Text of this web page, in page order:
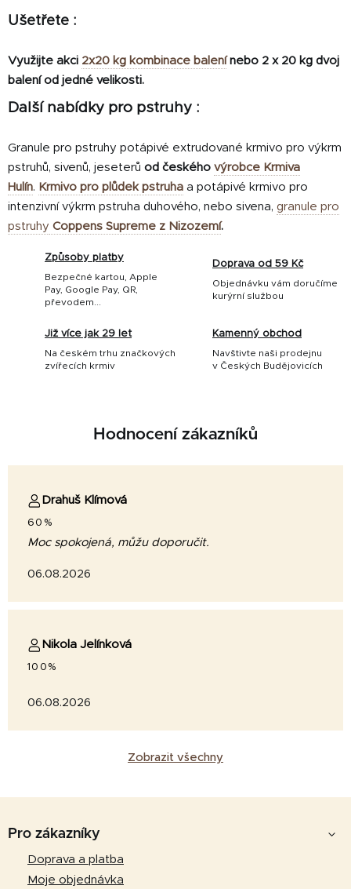
Ušetřete :
Využijte akci 2x20 kg kombinace balenínebo 2 x 20 kg dvoj
balení od jedné velikosti.
Další nabídky pro pstruhy :
Granule pro pstruhy potápivé extrudované krmivo pro výkrm
pstruhů, sivenů, jeseterů od českého výrobce Krmiva
Hulín. Krmivo pro plůdek pstruha a potápivé krmivo pro
intenzivní výkrm pstruha duhového, nebo sivena, granule pro
pstruhy Coppens Supreme z Nizozemí.
Způsoby platby
Bezpečné kartou, Apple
Pay, Google Pay, QR,
převodem...
Doprava od 59 Kč
Objednávku vám doručíme
kurýrní službou
Již více jak 29 let
Na českém trhu značkových
zvířecích krmiv
Kamenný obchod
Navštivte naši prodejnu
v Českých Budějovicích
Hodnocení zákazníků
Drahuš Klímová
60%
Moc spokojená, můžu doporučit.
06.08.2026
Nikola Jelínková
100%
06.08.2026
Zobrazit všechny
Pro zákazníky
Doprava a platba
Moje objednávka